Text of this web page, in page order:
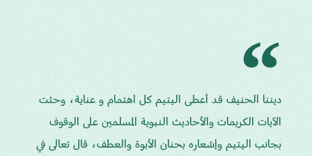
ديننا الحنيف قد أعطى اليتيم كل اهتمام و عناية، وحثت
الآيات الكريمات والأحاديث النبوية المسلمين على الوقوف
بجانب اليتيم وإشعاره بحنان الأبوة والعطف، قال تعالى في